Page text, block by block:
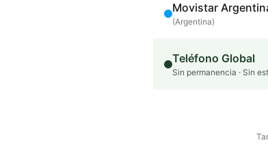
Movistar
(Argentina)
Teléfono Global
Sin permanencia · Sin